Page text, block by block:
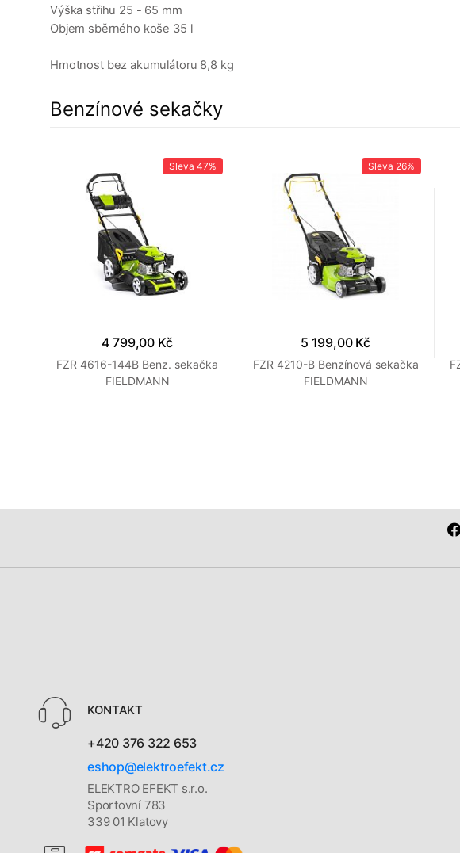
Výška střihu 25 - 65 mm
Objem sběrného koše 35 l
Hmotnost bez akumulátoru 8,8 kg
Benzínové sekačky
Sleva 47%
4 799,00 Kč
FZR 4616-144B Benz. sekačka
FIELDMANN
Sleva 26%
5 199,00 Kč
FZR 4210-B Benzínová sekačka
FIELDMANN
KONTAKT
+420 376 322 653
eshop@elektroefekt.cz
ELEKTRO EFEKT s.r.o.
Sportovní 783
339 01 Klatovy